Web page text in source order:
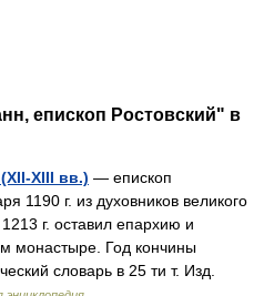
епископ Ростовский" в
XIII вв.) — епископ
1190 г. из духовников великого
г. оставил епархию и
монастыре. Год кончины
словарь в 25 ти т. Изд.